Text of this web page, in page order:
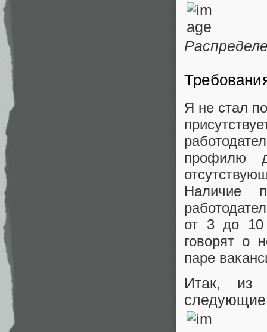
Я не стал
профилю
Наличие
от 3 до 10
говорят о
паре
Итак, из
следующие